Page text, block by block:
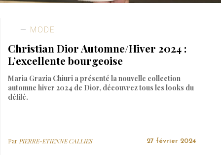
MODE
Christian Dior Automne/Hiver 2024 :
L’excellente bourgeoise
Maria Grazia Chiuri a présenté la nouvelle collection
automne hiver 2024 de Dior, découvrez tous les looks du
défilé.
Par PIERRE-ETIENNE CALLIES 27 février 2024